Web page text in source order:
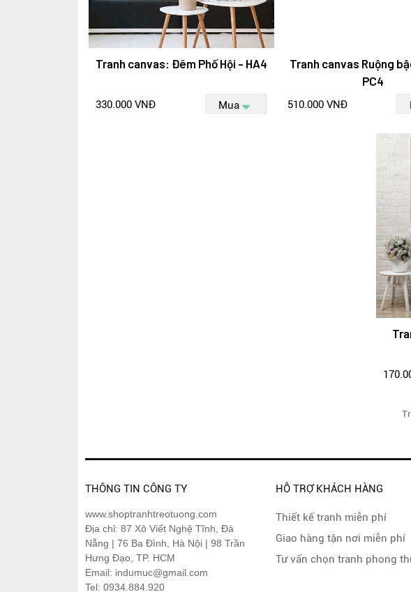
Tranh canvas: Đêm Phố Hội - HA4
330.000 VNĐ Mua
Tranh canvas Ruộng
PC4
510.000 VNĐ
THÔNG TIN CÔNG TY
www.shoptranhtreotuong.com
Địa chỉ: 87 Xô Viết Nghệ Tĩnh, Đà
Nẵng | 76 Ba Đình, Hà Nội | 98 Trần
Hưng Đạo, TP. HCM
Email: indumuc@gmail.com
Tel: 0934.884.920
HỖ TRỢ KHÁCH HÀNG
Thiết kế tranh miễn phí
Giao hàng tận nơi miễn phí
Tư vấn chọn tranh phong